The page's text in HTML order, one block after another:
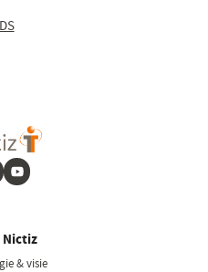
Youtube
Nictiz
& visie